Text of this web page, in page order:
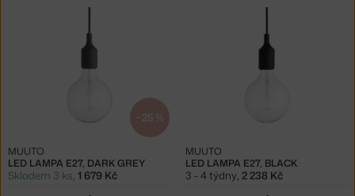
−25 %
LED LAMPA E27, DARK GREY
MUUTO
Skladem 3 ks, 1 679 Kč
LED LAMPA E27, BLACK
MUUTO
3 - 4 týdny, 2 238 Kč